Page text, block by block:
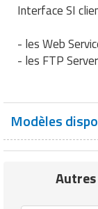
Interface SI
- les Web
- les FTP Server
Modèles